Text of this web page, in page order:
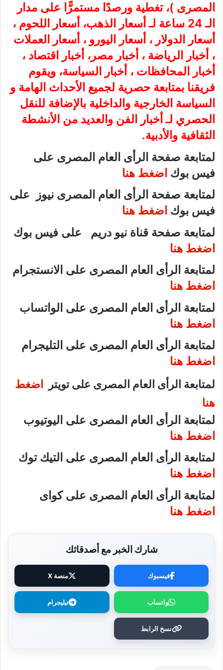
المصرى )، تغطية ورصدًا مستمرًّا على مدار
الـ 24 ساعة لـ أسعار الذهب، أسعار اللحوم ،
أسعار الدولار ، أسعار اليورو ، أسعار العملات
، أخبار الرياضة ، أخبار مصر، أخبار اقتصاد ،
أخبار المحافظات ، أخبار السياسة، ويقوم
فريقنا بمتابعة حصرية لجميع الأحداث الهامة و
السياسة الخارجية والداخلية بالإضافة للنقل
الحصري لـ أخبار الفن والعديد من الأنشطة
الثقافية والأدبية.
لمتابعة صفحة الرأى العام المصرى على
فيس بوك اضغط هنا
لمتابعة صفحة الرأى العام المصرى نيوز على
فيس بوك اضغط هنا
لمتابعة صفحة قناة نيو دريم على فيس بوك
اضغط هنا
لمتابعة الرأى العام المصرى على الانستجرام
اضغط هنا
لمتابعة الرأى العام المصرى على الواتساب
اضغط هنا
لمتابعة الرأى العام المصرى على التليجرام
اضغط هنا
لمتابعة الرأى العام المصرى على تويتر اضغط
هنا
لمتابعة الرأى العام المصرى على اليوتيوب
اضغط هنا
لمتابعة الرأى العام المصرى على التيك توك
اضغط هنا
لمتابعة الرأى العام المصرى على كواى
اضغط هنا
شارك الخبر مع أصدقائك
فيسبوك منصة X
واتساب تيليجرام
نسخ الرابط